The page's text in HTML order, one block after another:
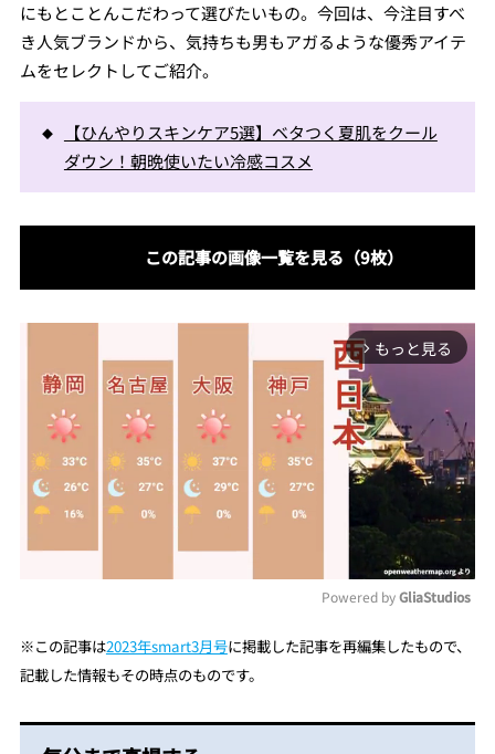
にもとことんこだわって選びたいもの。今回は、今注目すべ
き人気ブランドから、気持ちも男もアガるような優秀アイテ
ムをセレクトしてご紹介。
【ひんやりスキンケア5選】ベタつく夏肌をクール
ダウン！朝晩使いたい冷感コスメ
この記事の画像一覧を見る（9枚）
arrow_forward_ios もっと見る
Mute
Powered by GliaStudios
※この記事は2023年smart3月号に掲載した記事を再編集したもので、
記載した情報もその時点のものです。